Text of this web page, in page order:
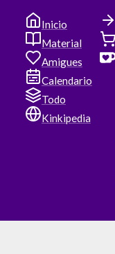
Inicio
Material
Amigues
Calendario
Todo
Kinkipedia